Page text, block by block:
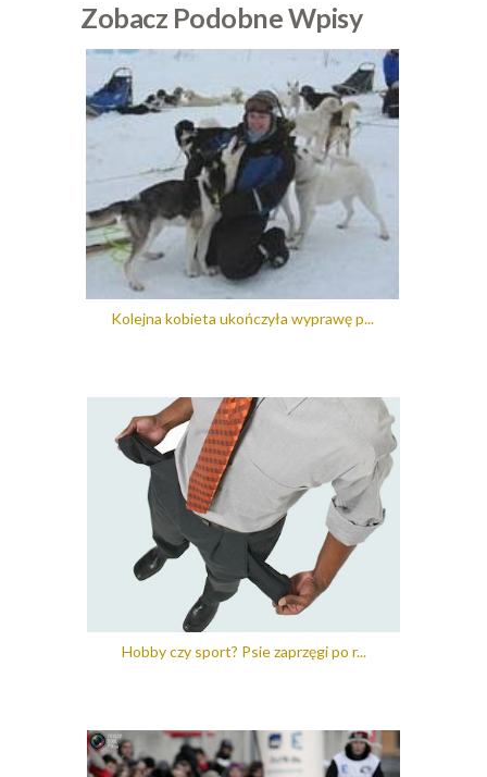
Zobacz Podobne Wpisy
Kolejna kobieta ukończyła wyprawę p...
Hobby czy sport? Psie zaprzęgi po r...